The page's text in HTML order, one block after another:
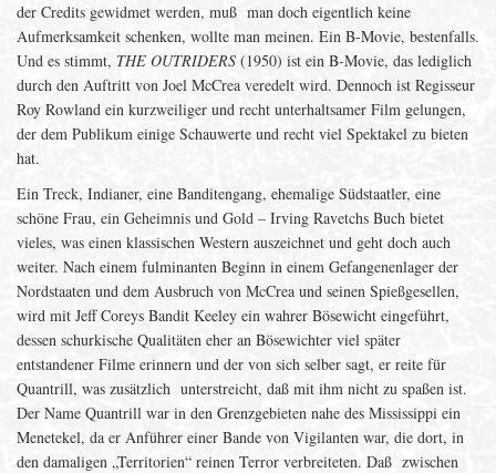
der Credits gewidmet werden, muß man doch eigentlich keine
Aufmerksamkeit schenken, wollte man meinen. Ein B-Movie, bestenfalls.
Und es stimmt, THE OUTRIDERS (1950) ist ein B-Movie, das lediglich
durch den Auftritt von Joel McCrea veredelt wird. Dennoch ist Regisseur
Roy Rowland ein kurzweiliger und recht unterhaltsamer Film gelungen,
der dem Publikum einige Schauwerte und recht viel Spektakel zu bieten
hat.
Ein Treck, Indianer, eine Banditengang, ehemalige Südstaatler, eine
schöne Frau, ein Geheimnis und Gold – Irving Ravetchs Buch bietet
vieles, was einen klassischen Western auszeichnet und geht doch auch
weiter. Nach einem fulminanten Beginn in einem Gefangenenlager der
Nordstaaten und dem Ausbruch von McCrea und seinen Spießgesellen,
wird mit Jeff Coreys Bandit Keeley ein wahrer Bösewicht eingeführt,
dessen schurkische Qualitäten eher an Bösewichter viel später
entstandener Filme erinnern und der von sich selber sagt, er reite für
Quantrill, was zusätzlich unterstreicht, daß mit ihm nicht zu spaßen ist.
Der Name Quantrill war in den Grenzgebieten nahe des Mississippi ein
Menetekel, da er Anführer einer Bande von Vigilanten war, die dort, in
den damaligen „Territorien“ reinen Terror verbreiteten. Daß zwischen